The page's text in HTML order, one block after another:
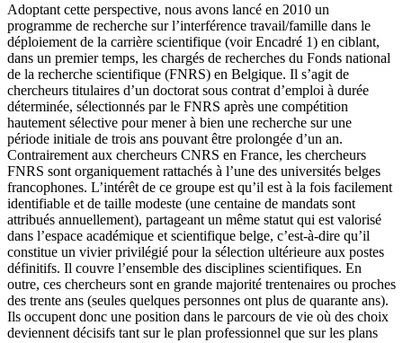
Adoptant cette perspective, nous avons lancé en 2010 un
programme de recherche sur l’interférence travail/famille dans le
déploiement de la carrière scientifique (voir Encadré 1) en ciblant,
dans un premier temps, les chargés de recherches du Fonds national
de la recherche scientifique (FNRS) en Belgique. Il s’agit de
chercheurs titulaires d’un doctorat sous contrat d’emploi à durée
déterminée, sélectionnés par le FNRS après une compétition
hautement sélective pour mener à bien une recherche sur une
période initiale de trois ans pouvant être prolongée d’un an.
Contrairement aux chercheurs CNRS en France, les chercheurs
FNRS sont organiquement rattachés à l’une des universités belges
francophones. L’intérêt de ce groupe est qu’il est à la fois facilement
identifiable et de taille modeste (une centaine de mandats sont
attribués annuellement), partageant un même statut qui est valorisé
dans l’espace académique et scientifique belge, c’est-à-dire qu’il
constitue un vivier privilégié pour la sélection ultérieure aux postes
définitifs. Il couvre l’ensemble des disciplines scientifiques. En
outre, ces chercheurs sont en grande majorité trentenaires ou proches
des trente ans (seules quelques personnes ont plus de quarante ans).
Ils occupent donc une position dans le parcours de vie où des choix
deviennent décisifs tant sur le plan professionnel que sur les plans